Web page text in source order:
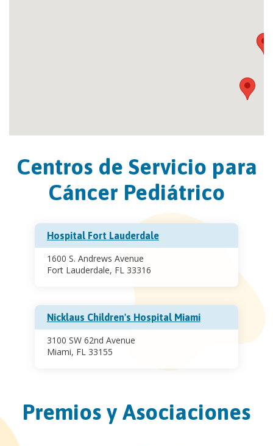
Centros de Servicio para
Cáncer Pediátrico
Hospital Fort Lauderdale
1600 S. Andrews Avenue
Fort Lauderdale, FL 33316
Nicklaus Children's Hospital Miami
3100 SW 62nd Avenue
Miami, FL 33155
Premios y Asociaciones